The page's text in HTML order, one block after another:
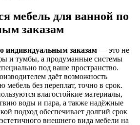
мебель для ванной по
заказам
индивидуальным заказам — это не
и тумбы, а продуманные системы
под ваше пространство.
даёт возможность
мебель без переплат, точно в срок.
влагостойкие материалы,
воды и пара, а также надёжные
подход обеспечивает долгий срок
внешнего вида мебели на